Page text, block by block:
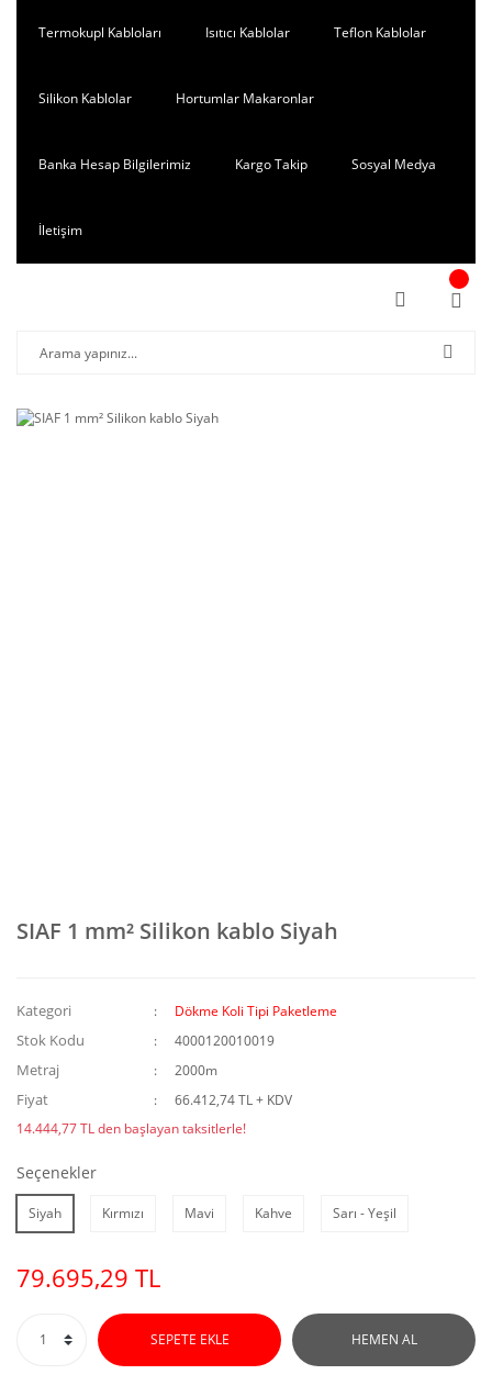
Termokupl Kabloları Isıtıcı Kablolar Teflon Kablolar
Silikon Kablolar Hortumlar Makaronlar
Banka Hesap Bilgilerimiz Kargo Takip Sosyal Medya
İletişim
SIAF 1 mm² Silikon kablo Siyah
Kategori Dökme Koli Tipi Paketleme
Stok Kodu 4000120010019
Metraj 2000m
Fiyat
66.412,74 TL + KDV
14.444,77 TL den başlayan taksitlerle!
Seçenekler
Siyah Kırmızı Mavi Kahve Sarı - Yeşil
79.695,29 TL
SEPETE EKLE HEMEN AL